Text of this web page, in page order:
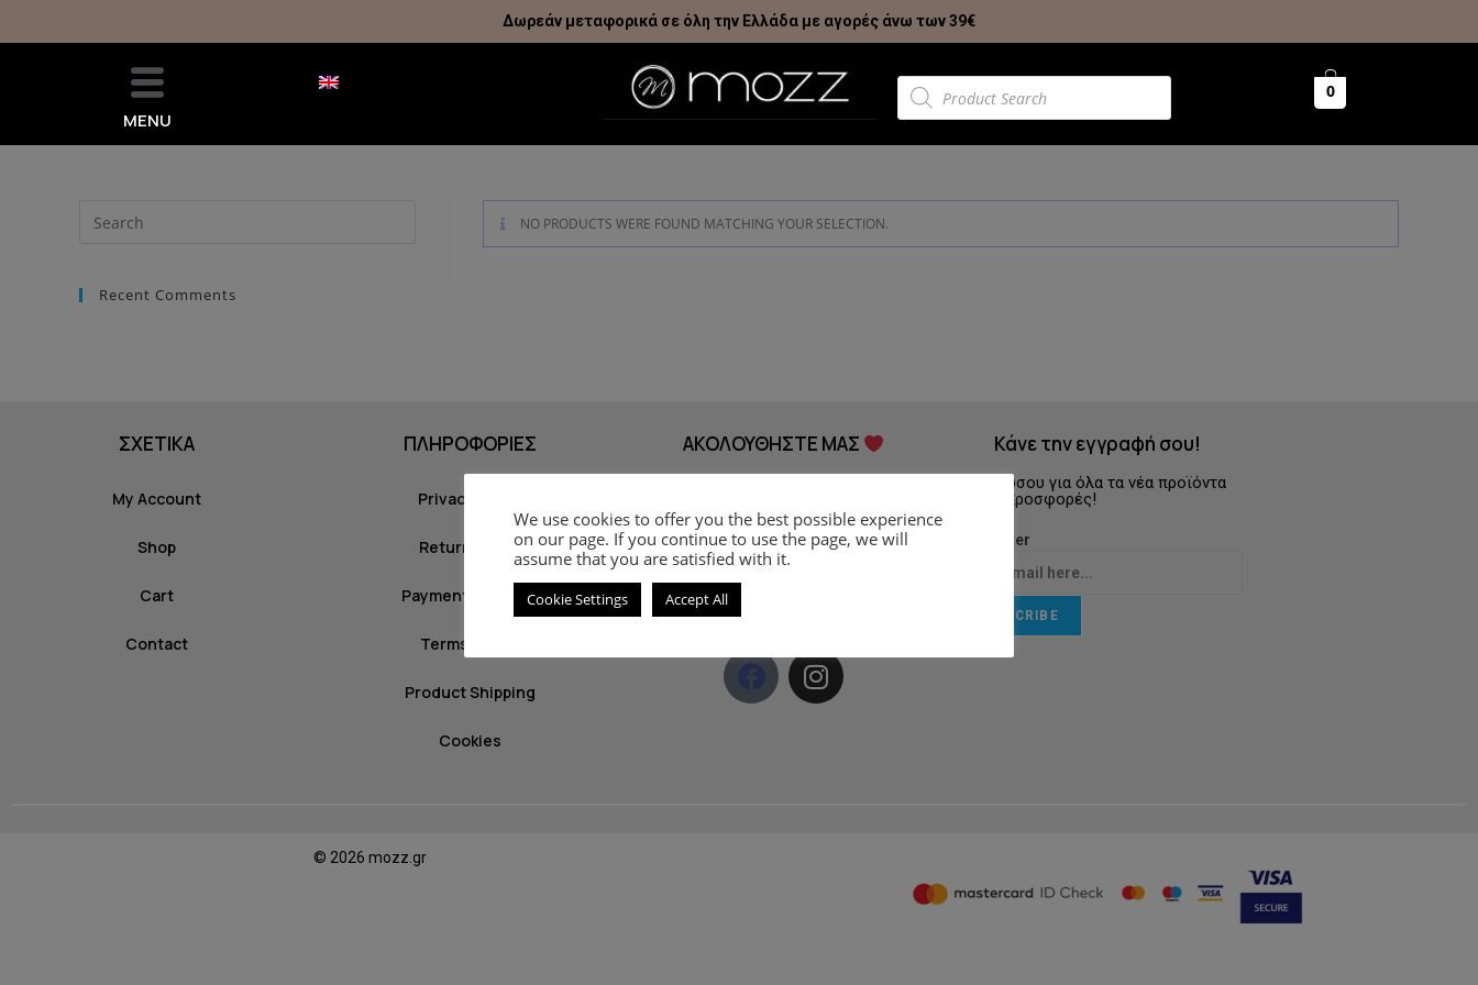
Δωρεάν μεταφορικά σε όλη την Ελλάδα με αγορές άνω των 39€
MENU
0
NO PRODUCTS WERE FOUND MATCHING YOUR SELECTION.
Recent Comments
ΣΧΕΤΙΚΑ
My Account
Shop
Cart
Contact
ΠΛΗΡΟΦΟΡΙΕΣ
Privacy Policy
Return Policy
Payment Methods
Terms of Use
Product Shipping
Cookies
ΑΚΟΛΟΥΘΗΣΤΕ ΜΑΣ
NEE MAKE-UP MILANO
Κάνε την εγγραφή σου!
Ενημερώσου για όλα τα νέα προϊόντα
και τις προσφορές!
Newsletter
SUBSCRIBE
© 2026 mozz.gr
We use cookies to offer you the best possible experience
on our page. If you continue to use the page, we will
assume that you are satisfied with it.
Cookie Settings Accept All